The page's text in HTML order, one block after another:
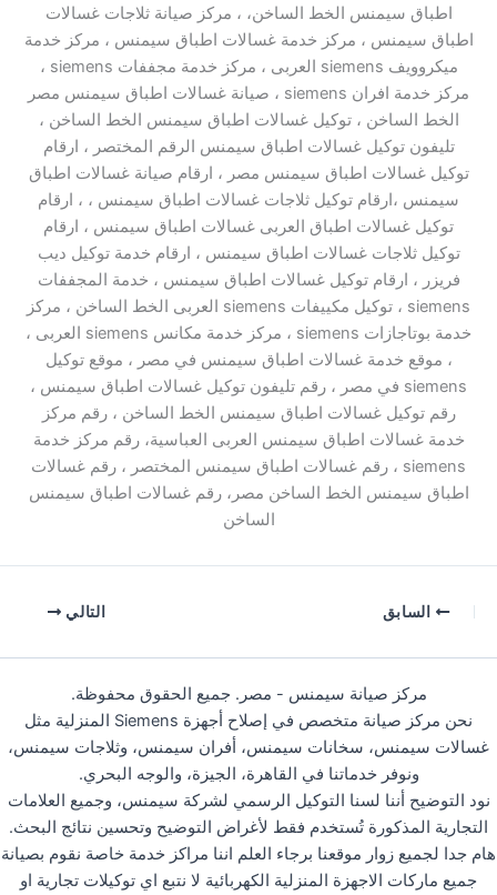
اطباق سيمنس الخط الساخن، ، مركز صيانة ثلاجات غسالات
اطباق سيمنس ، مركز خدمة غسالات اطباق سيمنس ، مركز خدمة
ميكروويف siemens العربى ، مركز خدمة مجففات siemens ،
مركز خدمة افران siemens ، صيانة غسالات اطباق سيمنس مصر
الخط الساخن ، توكيل غسالات اطباق سيمنس الخط الساخن ،
تليفون توكيل غسالات اطباق سيمنس الرقم المختصر ، ارقام
توكيل غسالات اطباق سيمنس مصر ، ارقام صيانة غسالات اطباق
سيمنس ،ارقام توكيل ثلاجات غسالات اطباق سيمنس ، ، ارقام
توكيل غسالات اطباق العربى غسالات اطباق سيمنس ، ارقام
توكيل ثلاجات غسالات اطباق سيمنس ، ارقام خدمة توكيل ديب
فريزر ، ارقام توكيل غسالات اطباق سيمنس ، خدمة المجففات
siemens ، توكيل مكييفات siemens العربى الخط الساخن ، مركز
خدمة بوتاجازات siemens ، مركز خدمة مكانس siemens العربى ،
، موقع خدمة غسالات اطباق سيمنس في مصر ، موقع توكيل
siemens في مصر ، رقم تليفون توكيل غسالات اطباق سيمنس ،
رقم توكيل غسالات اطباق سيمنس الخط الساخن ، رقم مركز
خدمة غسالات اطباق سيمنس العربى العباسية، رقم مركز خدمة
siemens ، رقم غسالات اطباق سيمنس المختصر ، رقم غسالات
اطباق سيمنس الخط الساخن مصر، رقم غسالات اطباق سيمنس
الساخن
السابق التالي
مركز صيانة سيمنس - مصر. جميع الحقوق محفوظة.
نحن مركز صيانة متخصص في إصلاح أجهزة Siemens المنزلية مثل
غسالات سيمنس، سخانات سيمنس، أفران سيمنس، وثلاجات سيمنس،
ونوفر خدماتنا في القاهرة، الجيزة، والوجه البحري.
نود التوضيح أننا لسنا التوكيل الرسمي لشركة سيمنس، وجميع العلامات
التجارية المذكورة تُستخدم فقط لأغراض التوضيح وتحسين نتائج البحث.
هام جدا لجميع زوار موقعنا برجاء العلم اننا مراكز خدمة خاصة نقوم بصيانة
جميع ماركات الاجهزة المنزلية الكهربائية لا نتبع اي توكيلات تجارية او